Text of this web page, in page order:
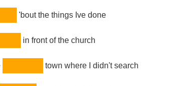
'bout the things Ive done
in front of the church
town where I didn't search